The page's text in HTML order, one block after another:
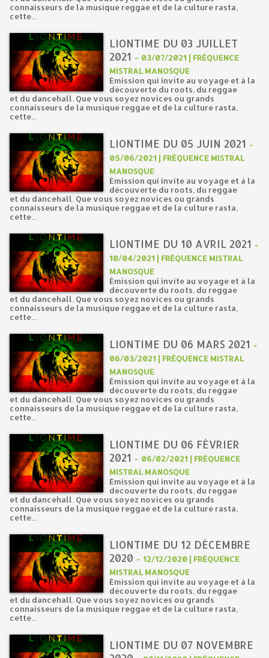
connaisseurs de la musique reggae et de la culture rasta,
cette...
LIONTIME DU 03 JUILLET
2021 - 03/07/2021 | FRÉQUENCE
MISTRAL MANOSQUE
Émission qui invite au voyage et à la
découverte du roots, du reggae
et du dancehall. Que vous soyez novices ou grands
connaisseurs de la musique reggae et de la culture rasta,
cette...
LIONTIME DU 05 JUIN 2021 -
05/06/2021 | FRÉQUENCE MISTRAL
MANOSQUE
Émission qui invite au voyage et à la
découverte du roots, du reggae
et du dancehall. Que vous soyez novices ou grands
connaisseurs de la musique reggae et de la culture rasta,
cette...
LIONTIME DU 10 AVRIL 2021 -
10/04/2021 | FRÉQUENCE MISTRAL
MANOSQUE
Émission qui invite au voyage et à la
découverte du roots, du reggae
et du dancehall. Que vous soyez novices ou grands
connaisseurs de la musique reggae et de la culture rasta,
cette...
LIONTIME DU 06 MARS 2021 -
06/03/2021 | FRÉQUENCE MISTRAL
MANOSQUE
Émission qui invite au voyage et à la
découverte du roots, du reggae
et du dancehall. Que vous soyez novices ou grands
connaisseurs de la musique reggae et de la culture rasta,
cette...
LIONTIME DU 06 FÉVRIER
2021 - 06/02/2021 | FRÉQUENCE
MISTRAL MANOSQUE
Émission qui invite au voyage et à la
découverte du roots, du reggae
et du dancehall. Que vous soyez novices ou grands
connaisseurs de la musique reggae et de la culture rasta,
cette...
LIONTIME DU 12 DÉCEMBRE
2020 - 12/12/2020 | FRÉQUENCE
MISTRAL MANOSQUE
Émission qui invite au voyage et à la
découverte du roots, du reggae
et du dancehall. Que vous soyez novices ou grands
connaisseurs de la musique reggae et de la culture rasta,
cette...
LIONTIME DU 07 NOVEMBRE